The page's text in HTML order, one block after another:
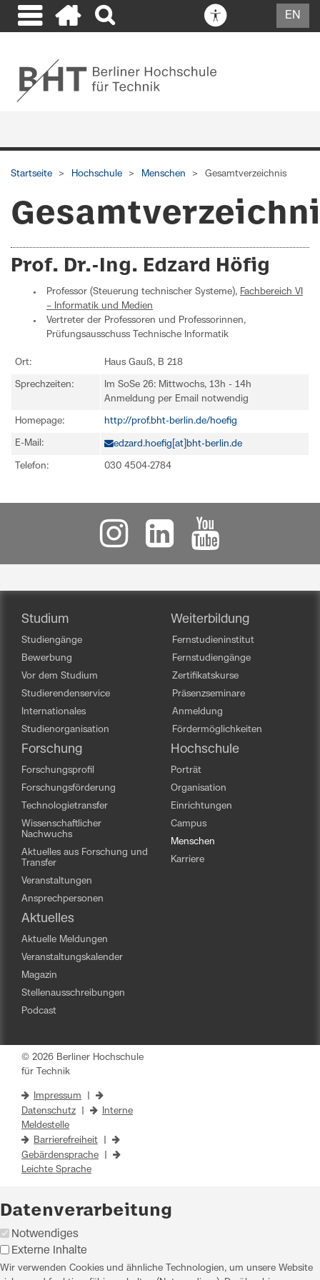
EN
Startseite Hochschule Menschen Gesamtverzeichnis
Prof. Dr.-Ing. Edzard Höfig
Professor (Steuerung technischer Systeme), Fachbereich VI
– Informatik und Medien
Vertreter der Professoren und Professorinnen,
Prüfungsausschuss Technische Informatik
Ort: Haus Gauß, B 218
Sprechzeiten:
Im SoSe 26: Mittwochs, 13h - 14h
Anmeldung per Email notwendig
Homepage: http://prof.bht-berlin.de/hoefig
E-Mail: edzard.hoefig[at]bht-berlin.de
Telefon: 030 4504-2784
Studium
Studiengänge
Bewerbung
Vor dem Studium
Studierendenservice
Internationales
Studienorganisation
Weiterbildung
Fernstudieninstitut
Fernstudiengänge
Zertifikatskurse
Präsenzseminare
Anmeldung
Fördermöglichkeiten
Forschung
Forschungsprofil
Forschungsförderung
Technologietransfer
Wissenschaftlicher
Nachwuchs
Aktuelles aus Forschung und
Transfer
Veranstaltungen
Ansprechpersonen
Hochschule
Porträt
Organisation
Einrichtungen
Campus
Menschen
Karriere
Aktuelles
Aktuelle Meldungen
Veranstaltungskalender
Magazin
Stellenausschreibungen
Podcast
© 2026 Berliner Hochschule
für Technik
Impressum
Datenschutz
Interne
Meldestelle
Barrierefreiheit
Gebärdensprache
Leichte Sprache
Datenverarbeitung
Notwendiges
Externe Inhalte
Wir verwenden Cookies und ähnliche Technologien, um unsere Website